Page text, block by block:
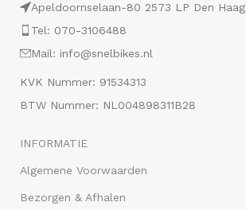
Apeldoornselaan-80 2573 LP Den Haag
Tel: 070-3106488
Mail: info@snelbikes.nl
KVK Nummer: 91534313
BTW Nummer: NL004898311B28
INFORMATIE
Algemene Voorwaarden
Bezorgen & Afhalen